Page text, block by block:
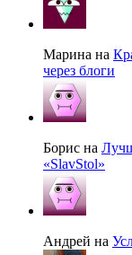
Марина на
через блоги
Борис на
«SlavStol»
Андрей на